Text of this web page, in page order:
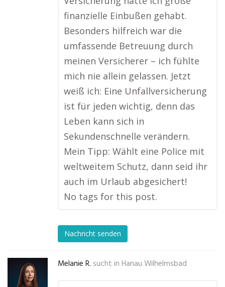
finanzielle Einbußen gehabt.
Besonders hilfreich war die
umfassende Betreuung durch
meinen Versicherer – ich fühlte
mich nie allein gelassen. Jetzt
weiß ich: Eine Unfallversicherung
ist für jeden wichtig, denn das
Leben kann sich in
Sekundenschnelle verändern.
Mein Tipp: Wählt eine Police mit
weltweitem Schutz, dann seid ihr
auch im Urlaub abgesichert!
No tags for this post.
Nachricht senden
Melanie R. sucht in Hanau Wilhelmsbad